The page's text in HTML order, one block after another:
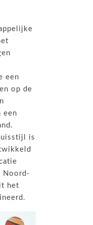
een
op de
een
is
Noord-
het